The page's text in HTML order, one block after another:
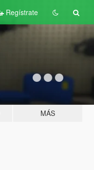
Regístrate
MÁS